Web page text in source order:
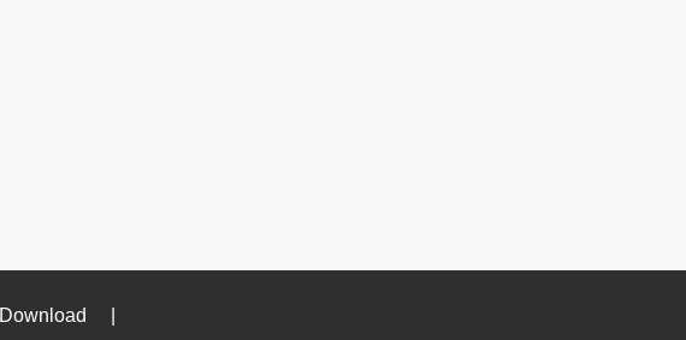
Download